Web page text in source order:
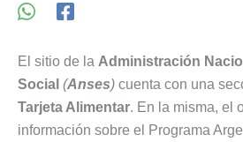
El sitio de la Administración
Social (Anses) cuenta con una
Tarjeta Alimentar. En la misma, el
información sobre el Programa